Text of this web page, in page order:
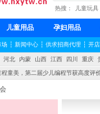
热搜： 儿童玩具
儿童用品 孕妇用品
场 ┆ 新闻中心 ┆ 供求招商代理 ┆ 开
河北 内蒙 山西 江西 四川 重庆
童美，第二届少儿编程节获高度评
转型,毕竟母婴产品比较特殊。”